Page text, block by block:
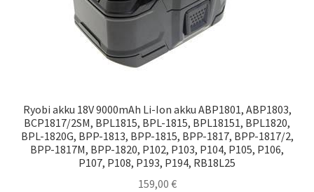
Ryobi akku 18V 9000mAh Li-Ion akku ABP1801, ABP1803,
BCP1817/2SM, BPL1815, BPL-1815, BPL18151, BPL1820,
BPL-1820G, BPP-1813, BPP-1815, BPP-1817, BPP-1817/2,
BPP-1817M, BPP-1820, P102, P103, P104, P105, P106,
P107, P108, P193, P194, RB18L25
159,00 €